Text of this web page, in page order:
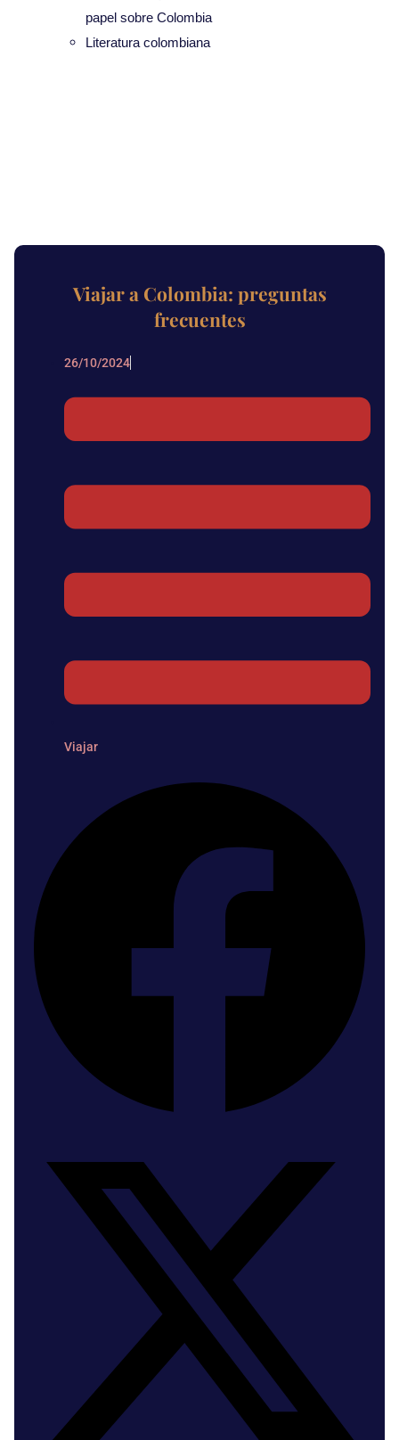
papel sobre Colombia
Literatura colombiana
Viajar a Colombia: preguntas
frecuentes
26/10/2024
Viajar